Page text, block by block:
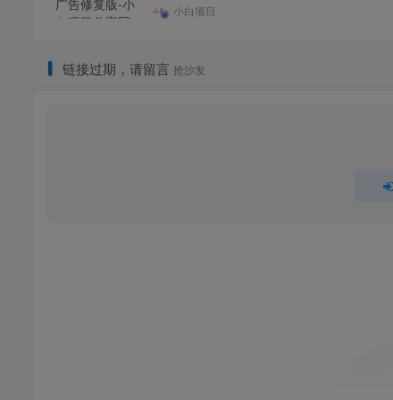
小白项目
链接过期，请留言 抢沙发